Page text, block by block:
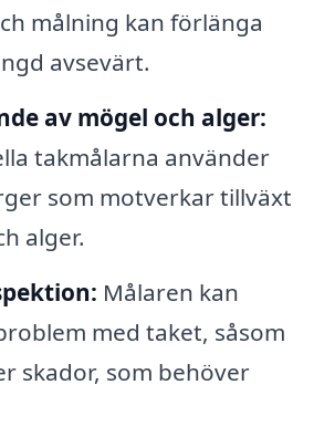
målning kan förlänga
avsevärt.
av mögel och alger:
takmålarna använder
som motverkar tillväxt
alger.
Målaren kan
med taket, såsom
skador, som behöver